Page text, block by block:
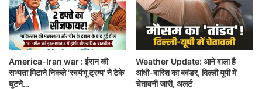
America-Iran war : ईरान की
सभ्यता मिटाने निकले ‘स्वयंभू ट्रम्प’ ने टेके
घुटने…
Weather Update: आने वाला है
आंधी-बारिश का बवंडर, दिल्ली यूपी में
चेतावनी जारी, अलर्ट